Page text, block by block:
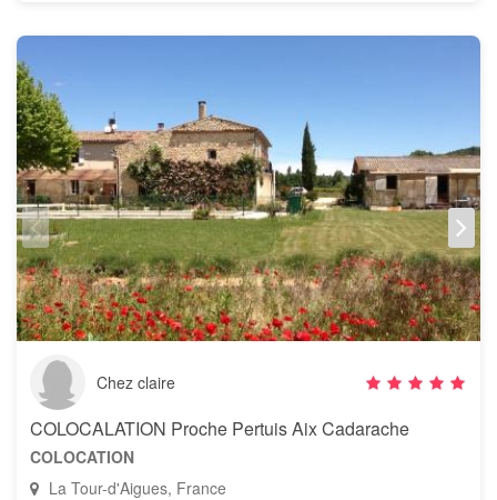
Chez claire
COLOCALATION Proche Pertuis Aix Cadarache
COLOCATION
La Tour-d'Aigues, France